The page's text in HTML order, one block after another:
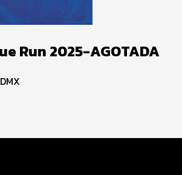
Run 2025-AGOTADA